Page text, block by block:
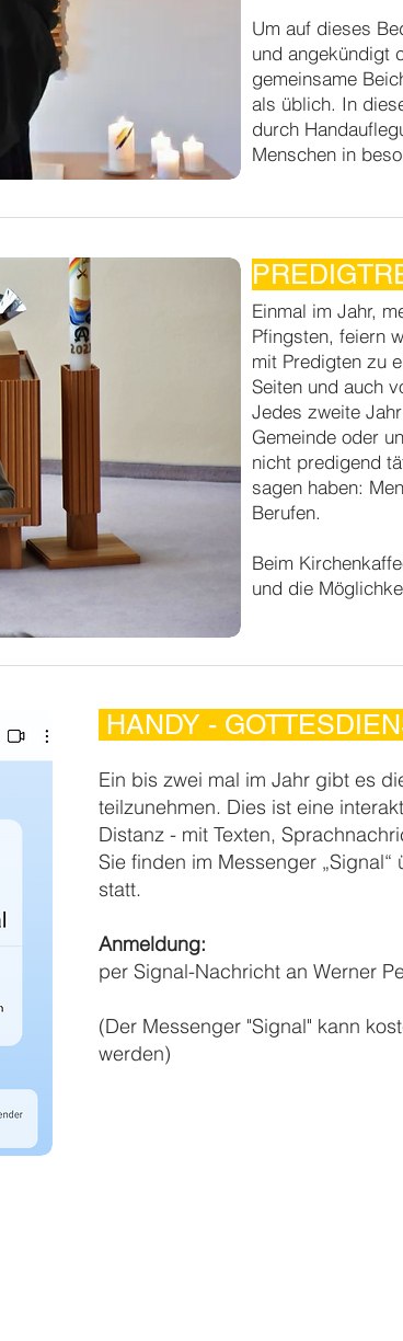
Um auf dieses
und angekündigt
gemeinsame
als üblich. In
durch
Menschen in
Einmal im Jahr,
Pfingsten, feiern
mit Predigten zu
Seiten und auch
Jedes zweite
Gemeinde oder
nicht predigend
sagen haben:
Berufen.
Beim
und die
HANDY -
Ein bis zwei mal im Jahr gibt es
teilzunehmen. Dies ist eine
Distanz - mit Texten,
Sie finden im Messenger
statt.
Anmeldung:
per Signal-Nachricht an Werner
(Der Messenger "Signal" kann
werden)